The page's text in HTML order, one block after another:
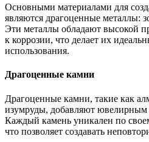
Основными материалами для
являются драгоценные металлы:
Эти металлы обладают высокой
к коррозии, что делает их
использования.
Драгоценные камни
Драгоценные камни, такие как
изумруды, добавляют ювелирным
Каждый камень уникален по
что позволяет создавать